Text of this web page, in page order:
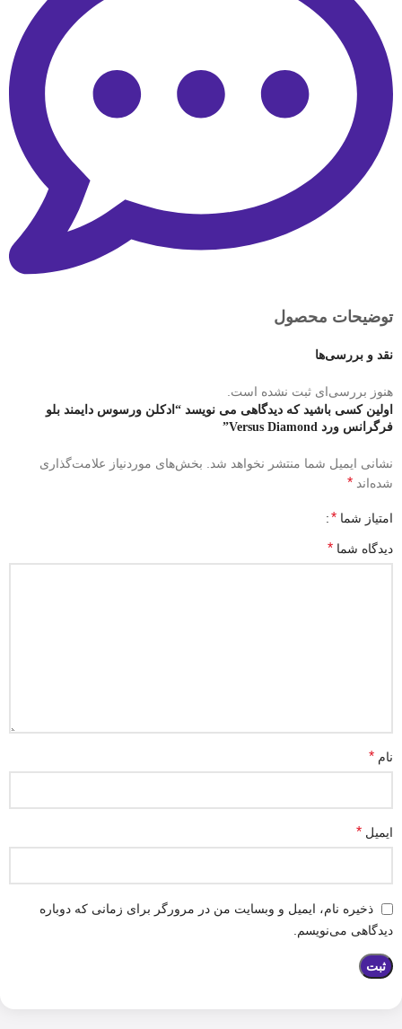
توضیحات محصول
نقد و بررسی‌ها
هنوز بررسی‌ای ثبت نشده است.
اولین کسی باشید که دیدگاهی می نویسد “ادکلن ورسوس دایمند بلو
فرگرانس ورد Versus Diamond”
نشانی ایمیل شما منتشر نخواهد شد.
بخش‌های موردنیاز علامت‌گذاری
شده‌اند *
امتیاز شما *
دیدگاه شما *
نام *
ایمیل *
ذخیره نام، ایمیل و وبسایت من در مرورگر برای زمانی که دوباره
دیدگاهی می‌نویسم.